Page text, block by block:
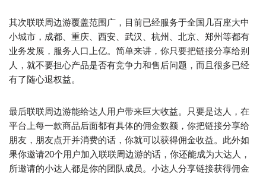
其次联联周边游覆盖范围广，目前已经服务于全国几百座大中
小城市，成都、重庆、西安、武汉、杭州、北京、郑州等都有
业务发展，服务人口上亿。简单来讲，你只要把链接分享给别
人，就不要担心产品是否有竞争力和售后问题，而且很多已经
有了随心退权益。
最后联联周边游能给达人用户带来巨大收益。只要是达人，在
平台上每一款商品后面都有具体的佣金数额，你把链接分享给
朋友，朋友点开并消费的话，你就可以获得佣金收益。此外如
果你邀请20个用户加入联联周边游的话，你还能成为大达人，
所邀请的小达人都是你的团队成员。小达人分享链接获得佣金